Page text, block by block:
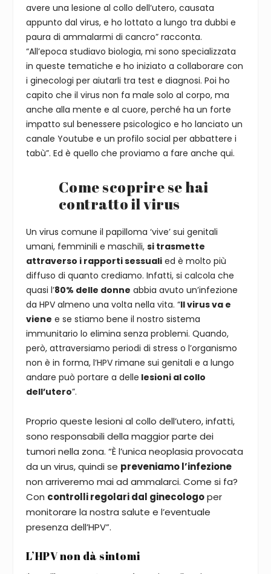
avere una lesione al collo dell’utero, causata
appunto dal virus, e ho lottato a lungo tra dubbi e
paura di ammalarmi di cancro” racconta.
“All’epoca studiavo biologia, mi sono specializzata
in queste tematiche e ho iniziato a collaborare con
i ginecologi per aiutarli tra test e diagnosi. Poi ho
capito che il virus non fa male solo al corpo, ma
anche alla mente e al cuore, perché ha un forte
impatto sul benessere psicologico e ho lanciato un
canale Youtube e un profilo social per abbattere i
tabù”. Ed è quello che proviamo a fare anche qui.
Come scoprire se hai
contratto il virus
Un virus comune il papilloma ‘vive’ sui genitali
umani, femminili e maschili, si trasmette
attraverso i rapporti sessualied è molto più
diffuso di quanto crediamo. Infatti, si calcola che
quasi l’80% delle donne abbia avuto un’infezione
da HPV almeno una volta nella vita. “Il virus va e
viene e se stiamo bene il nostro sistema
immunitario lo elimina senza problemi. Quando,
però, attraversiamo periodi di stress o l’organismo
non è in forma, l’HPV rimane sui genitali e a lungo
andare può portare a delle lesioni al collo
dell’utero”.
Proprio queste lesioni al collo dell’utero, infatti,
sono responsabili della maggior parte dei
tumori nella zona. “È l’unica neoplasia provocata
da un virus, quindi se preveniamo l’infezione
non arriveremo mai ad ammalarci. Come si fa?
Con controlli regolari dal ginecologoper
monitorare la nostra salute e l’eventuale
presenza dell’HPV”.
L’HPV non dà sintomi